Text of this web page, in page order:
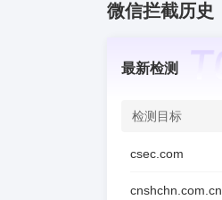
微信拦截历史
最新检测
检测目标
csec.com
cnshchn.com.cn